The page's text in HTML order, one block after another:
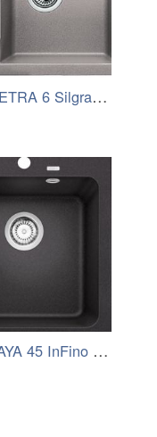
Blanco METRA 6 Silgranit šedá vulkán…
Blanco NAYA 45 InFino Silgranit antracit